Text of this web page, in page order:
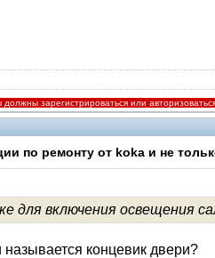
зарегистрироваться или
по ремонту от koka и не
для включения освещения
называется концевик двери?